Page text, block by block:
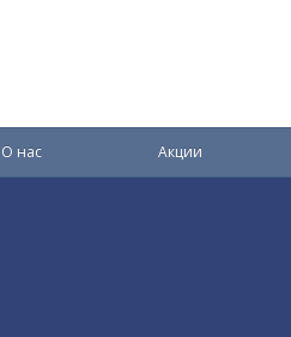
О нас Акции